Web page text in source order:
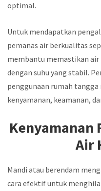
optimal.
Untuk mendapatkan
pemanas air berkualitas
membantu memastikan air
dengan suhu yang stabil.
penggunaan rumah
kenyamanan, keamanan,
Kenyamanan
Air
Mandi atau berendam
cara efektif untuk